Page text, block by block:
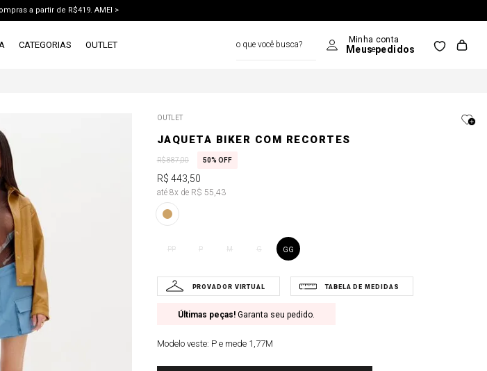
a partir de R$419. AMEI >
CATEGORIAS OUTLET
OUTLET
JAQUETA BIKER COM RECORTES
R$887,00 50% OFF
R$ 443 50
até 8x de R$ 55,43
PP P M G GG
Últimas peças! Garanta seu pedido.
Modelo veste: P e mede 1,77M